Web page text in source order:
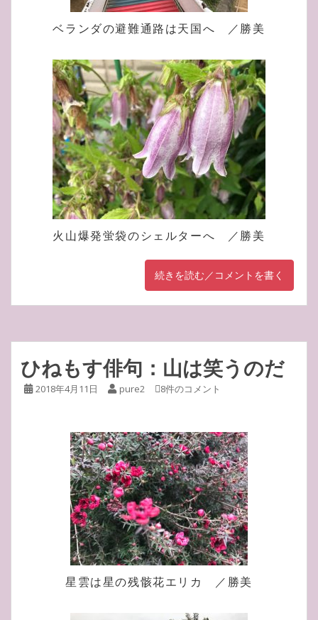
ベランダの避難通路は天国へ ／勝美
火山爆発蛍袋のシェルターへ ／勝美
続きを読む／コメントを書く
ひねもす俳句：山は笑うのだ
2018年4月11日 pure2 8件のコメント
星雲は星の残骸花エリカ ／勝美